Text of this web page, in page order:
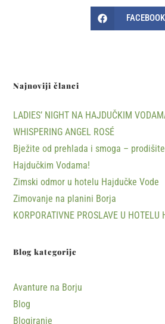
FACEBOOK
Najnoviji članci
LADIES’ NIGHT NA HAJDUČKIM
WHISPERING ANGEL ROSÉ
Bježite od prehlada i smoga –
Hajdučkim Vodama!
Zimski odmor u hotelu Hajdučke Vode
Zimovanje na planini Borja
KORPORATIVNE PROSLAVE U HOTELU
Blog kategorije
Avanture na Borju
Blog
Blogiranje